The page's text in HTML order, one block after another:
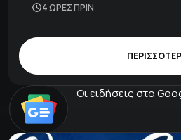
4 ΩΡΕΣ ΠΡΙΝ
Οι ειδήσεις στο